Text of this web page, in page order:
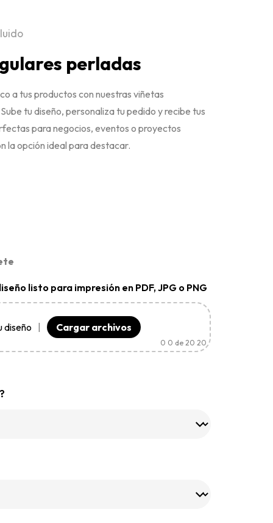
perladas
a tus productos con nuestras viñetas
tu diseño, personaliza tu pedido y recibe tus
para negocios, eventos o proyectos
la opción ideal para destacar.
listo para impresión en PDF, JPG o PNG
diseño Cargar archivos
0 0 de 20 20